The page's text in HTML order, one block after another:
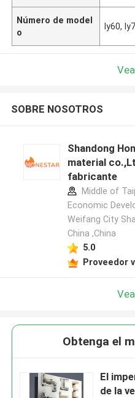
Número de model
o
ly60,
SOBRE NOSOTROS
Shandong
material
fabricante
Middle of
Economic
Weifang City
China ,China
5.0
Proveedor
Obtenga el
El
de la